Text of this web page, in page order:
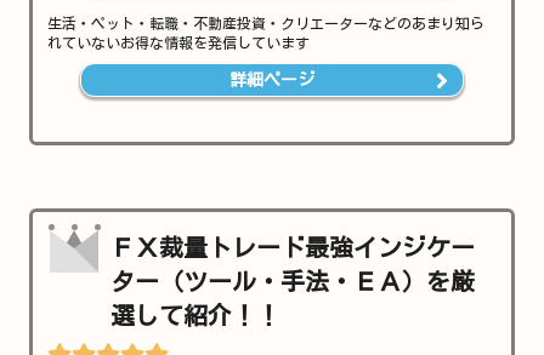
生活・ペット・転職・不動産投資・クリエーターなどのあまり知ら
れていないお得な情報を発信しています
詳細ページ
ＦＸ裁量トレード最強インジケー
ター（ツール・手法・ＥＡ）を厳
選して紹介！！